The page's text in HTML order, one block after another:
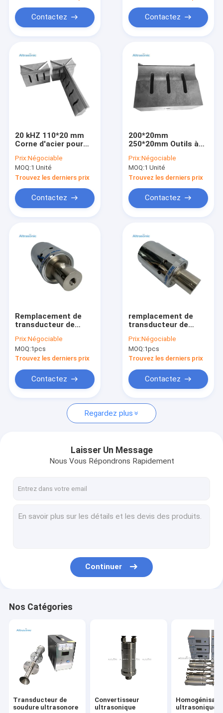
Contactez Contactez
20 kHZ 110*20 mm
Corne d'acier pour
Prix:Négociable
MOQ:1 Unité
Trouvez les derniers prix
Contactez
200*20mm
250*20mm Outils à
cornes de soudeuses
Prix:Négociable
MOQ:1 Unité
Trouvez les derniers prix
Contactez
Remplacement de
transducteur de
de la puissance
20Khz de Branson
902
Prix:Négociable
MOQ:1pcs
Trouvez les derniers prix
Contactez
remplacement de
transducteur de
de puissance élevée
de 20Khz Branson
902
Prix:Négociable
MOQ:1pcs
Trouvez les derniers prix
Contactez
Regardez plus
Laisser Un Message
Nous Vous Répondrons Rapidement
Continuer
Nos Catégories
Transducteur de
soudure ultrasonore
Convertisseur
ultrasonique
ultrasonique